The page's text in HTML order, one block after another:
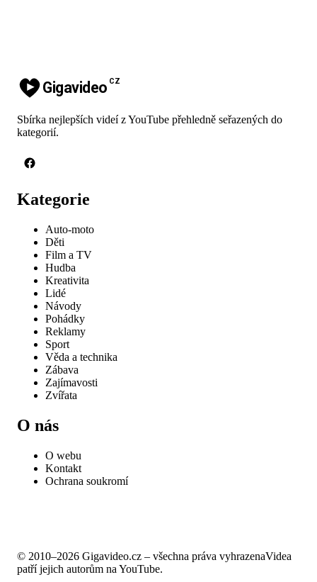
Gigavideo CZ
Sbírka nejlepších videí z YouTube přehledně seřazených do
kategorií.
Kategorie
Auto-moto
Děti
Film a TV
Hudba
Kreativita
Lidé
Návody
Pohádky
Reklamy
Sport
Věda a technika
Zábava
Zajímavosti
Zvířata
O nás
O webu
Kontakt
Ochrana soukromí
© 2010–2026 Gigavideo.cz – všechna práva vyhrazenaVidea
patří jejich autorům na YouTube.